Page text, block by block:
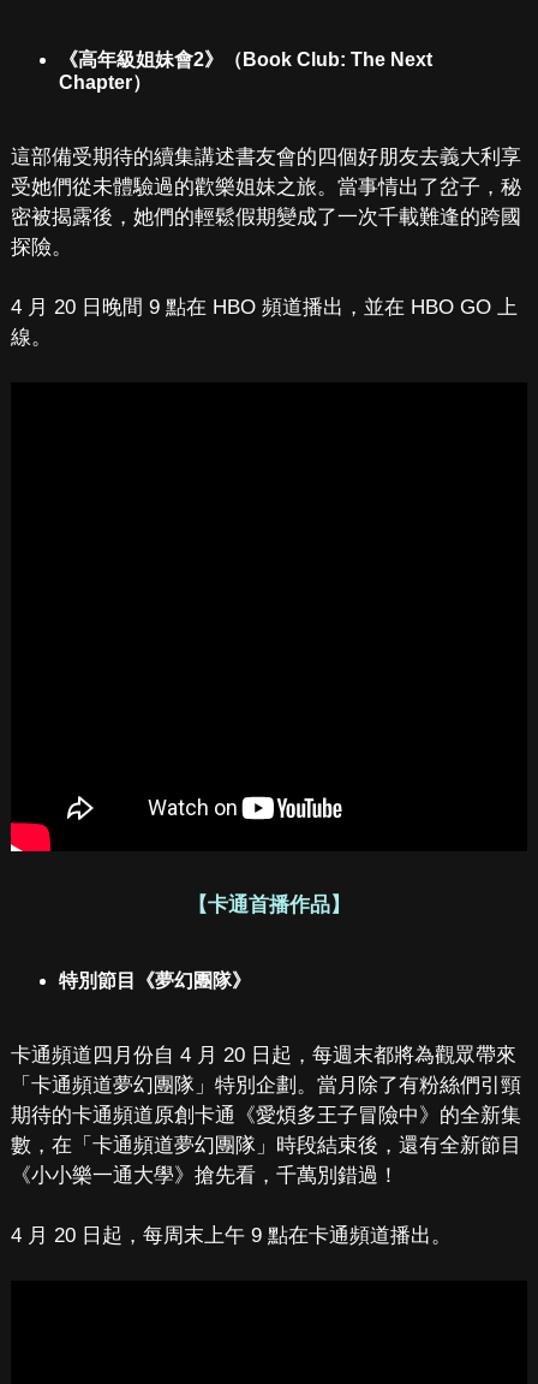
《高年級姐妹會2》（Book Club: The Next
Chapter）
這部備受期待的續集講述書友會的四個好朋友去義大利享
受她們從未體驗過的歡樂姐妹之旅。當事情出了岔子，秘
密被揭露後，她們的輕鬆假期變成了一次千載難逢的跨國
探險。
4 月 20 日晚間 9 點在 HBO 頻道播出，並在 HBO GO 上
線。
【卡通首播作品】
特別節目《夢幻團隊》
卡通頻道四月份自 4 月 20 日起，每週末都將為觀眾帶來
「卡通頻道夢幻團隊」特別企劃。當月除了有粉絲們引頸
期待的卡通頻道原創卡通《愛煩多王子冒險中》的全新集
數，在「卡通頻道夢幻團隊」時段結束後，還有全新節目
《小小樂一通大學》搶先看，千萬別錯過！
4 月 20 日起，每周末上午 9 點在卡通頻道播出。